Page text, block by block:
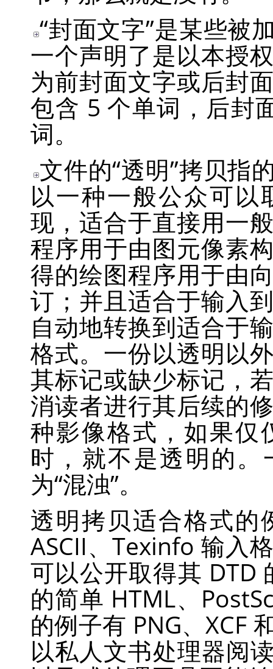
“封面文字”是某些被
一个声明了是以本授
为前封面文字或后封
包含 5 个单词，后封
词。
文件的“透明”拷贝指
以一种一般公众可以
现，适合于直接用一
程序用于由图元像素
得的绘图程序用于由
订；并且适合于输入
自动地转换到适合于
格式。一份以透明以
其标记或缺少标记，
消读者进行其后续的
种影像格式，如果仅
时，就不是透明的。
为“混浊”。
透明拷贝适合格式的
ASCII、Texinfo 输入
可以公开取得其 DTD
的简单 HTML、
的例子有 PNG、XCF
以私人文书处理器阅